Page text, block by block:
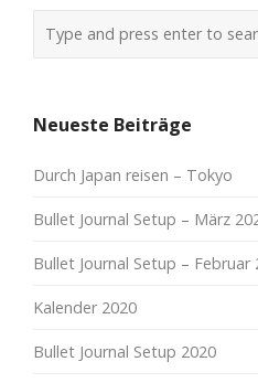
Neueste Beiträge
Durch Japan reisen – Tokyo
Bullet Journal Setup – März
Bullet Journal Setup – Februar
Kalender 2020
Bullet Journal Setup 2020